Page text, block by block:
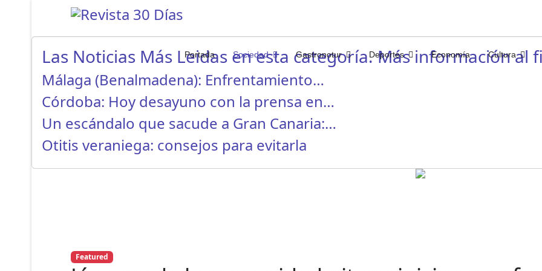
Portada Sociedad Gastronotur Deportes Economía Cultura
Las Noticias Más Leidas en esta categoría. Más información al
Málaga (Benalmadena): Enfrentamiento…
Córdoba: Hoy desayuno con la prensa en…
Un escándalo que sacude a Gran Canaria:…
Otitis veraniega: consejos para evitarla
Featured